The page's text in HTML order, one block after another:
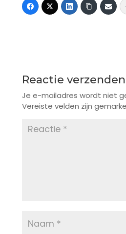
Reactie verzenden
Je e-mailadres wordt niet
Vereiste velden zijn